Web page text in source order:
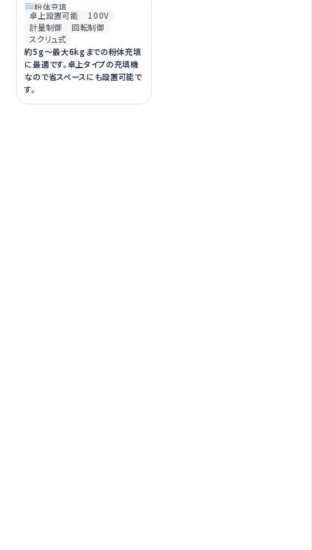
粉体充填
卓上設置可能
100V
計量制御
回転制御
スクリュ式
約5g～最大6kgまでの粉体充填
に最適です。卓上タイプの充填機
なので省スペースにも設置可能で
す。